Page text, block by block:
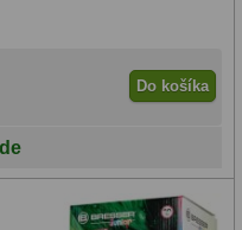
Do košíka